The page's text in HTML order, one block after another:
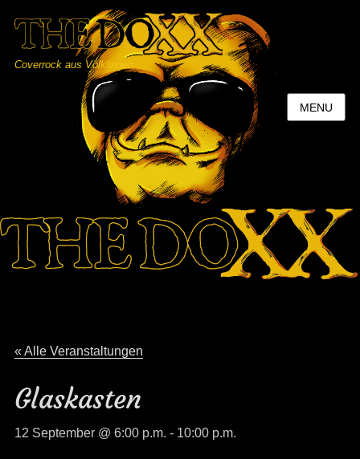
Coverrock aus Völklingen
MENU
« Alle Veranstaltungen
Glaskasten
12 September @ 6:00 p.m. - 10:00 p.m.